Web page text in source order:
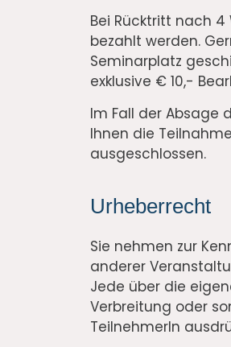
Bei Rücktritt nach
bezahlt werden.
Seminarplatz
exklusive € 10,-
Im Fall der Absage
Ihnen die
ausgeschlossen.
Urheberrecht
Sie nehmen zur
anderer
Jede über die
Verbreitung oder
TeilnehmerIn